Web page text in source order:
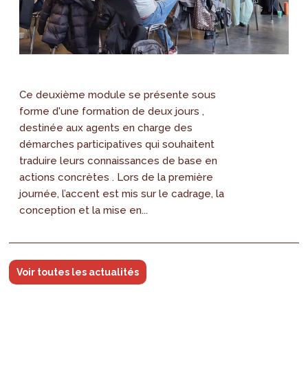
Ce deuxième module se présente sous
forme d'une formation de deux jours ,
destinée aux agents en charge des
démarches participatives qui souhaitent
traduire leurs connaissances de base en
actions concrètes . Lors de la première
journée, l’accent est mis sur le cadrage, la
conception et la mise en...
Voir toutes les actualités